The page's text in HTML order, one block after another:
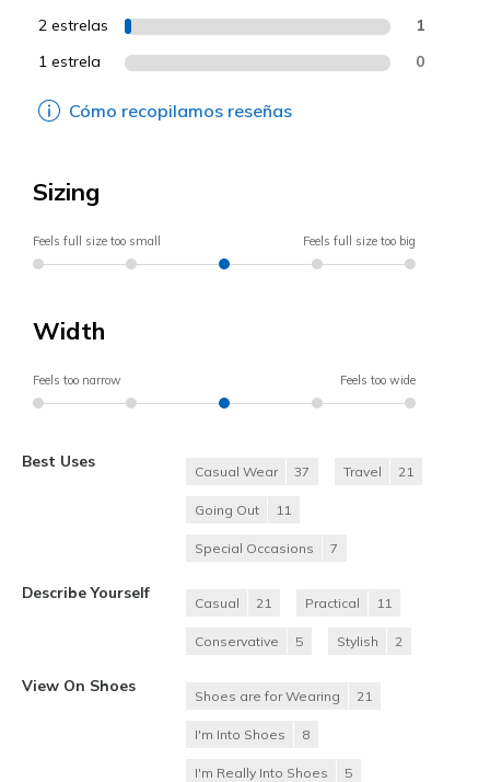
2 estrelas 1
1 estrela 0
Cómo recopilamos reseñas
Sizing
Feels full size too small Feels full size too big
Width
Feels too narrow Feels too wide
Best Uses
Casual Wear 37 Travel 21
Going Out 11
Special Occasions 7
Describe Yourself
Casual 21 Practical 11
Conservative 5 Stylish 2
View On Shoes
Shoes are for Wearing 21
I'm Into Shoes 8
I'm Really Into Shoes 5